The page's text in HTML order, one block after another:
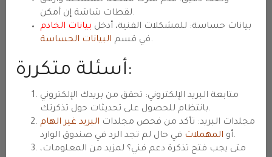
تخصيصات وإصلاحات برمجية. أمثلة: تطوير ميزة،
تعديل قالب/إضافة، إصلاحات CSS/JS/PHP.
عروض وأسعار ومواصفات وخطط ترقية
تسعير VPS/كلاود، متطلبات خاصة.
الفوترة والمدفوعات
فواتير ومدفوعات وتجديدات وترقيات/تخفيضات
لقطات شاشة إن أمكن.
بيانات حساسة: للمشكلات الفنية، أدخل بيانات الخادم
في قسم البيانات الحساسة .
أسئلة متكررة:
متابعة البريد الإلكتروني: تحقق من بريدك الإلكتروني
بانتظام للحصول على تحديثات حول تذكرتك.
مجلدات البريد: تأكد من فحص مجلدات البريد غير الهام
أو المهملات
في حال لم تجد الرد في صندوق الوارد.
متى يجب فتح تذكرة دعم فني؟ لمزيد من المعلومات،